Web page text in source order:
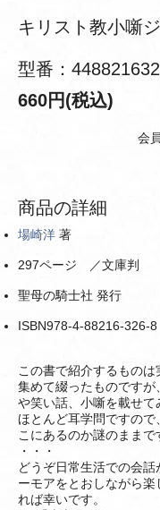
キリスト教小噺
型番：
660円(税込)
会
商品の詳細
場崎洋 著
297ページ ／文庫判
聖母の騎士社 発行
ISBN978-4-88216-326-
この書で紹介するもの
集めて綴ったものです
や笑い話、小噺を載せて
ほとんど耳学問ですの
こにあるのか謎のままで
・・・
どうぞ日常生活での会
ーモアをとおしながら
れば幸いです。